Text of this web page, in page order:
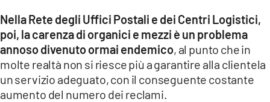
Nella Rete degli Uffici Postali e dei Centri Logistici,
poi, la carenza di organici e mezzi è un problema
annoso divenuto ormai endemico, al punto che in
molte realtà non si riesce più a garantire alla clientela
un servizio adeguato, con il conseguente costante
aumento del numero dei reclami.